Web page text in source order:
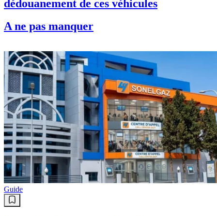
dédouanement de ces véhicules
A ne pas manquer
Guide